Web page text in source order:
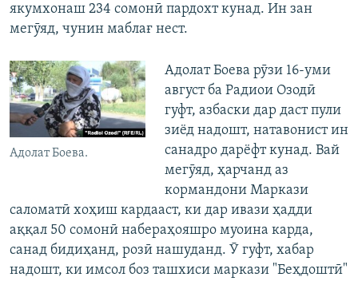
якумхонаш 234 сомонӣ пардохт кунад. Ин зан
мегӯяд, чунин маблағ нест.
Адолат Боева.
Адолат Боева рӯзи 16-уми
август ба Радиои Озодӣ
гуфт, азбаски дар даст пули
зиёд надошт, натавонист ин
санадро дарёфт кунад. Вай
мегӯяд, ҳарчанд аз
кормандони Маркази
саломатӣ хоҳиш кардааст, ки дар ивази ҳадди
аққал 50 сомонӣ набераҳояшро муоина карда,
санад бидиҳанд, розӣ нашуданд. Ӯ гуфт, хабар
надошт, ки имсол боз ташхиси маркази "Беҳдоштӣ"